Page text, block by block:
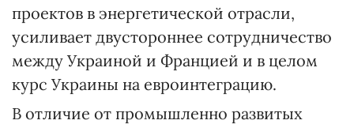
проектов в энергетичес­кой отрасли,
усиливает двустороннее сотрудничество
между Украиной и Францией и в целом
курс Украины на евроинтеграцию.
В отличие от промышленно развитых